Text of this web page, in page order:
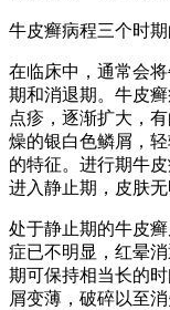
牛皮癣病程三个时
在临床中，通常会
期和消退期。牛皮
点疹，逐渐扩大，
燥的银白色鳞屑，
的特征。进行期牛
进入静止期，皮肤无
处于静止期的牛皮
症已不明显，红晕
期可保持相当长的
屑变薄，破碎以至